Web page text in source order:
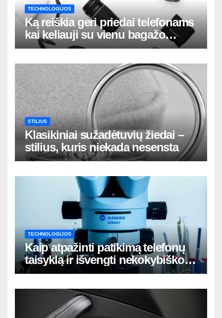
TECHNOLOGIJOS
Ką reiškia geri priedai telefonams
kai keliauji su vienu bagažo
krepšiu
STILIUS
Klasikiniai sužadėtuvių žiedai –
stilius, kuris niekada nesensta
TECHNOLOGIJOS
Kaip atpažinti patikimą telefonų
taisyklą ir išvengti nekokybiško
remonto